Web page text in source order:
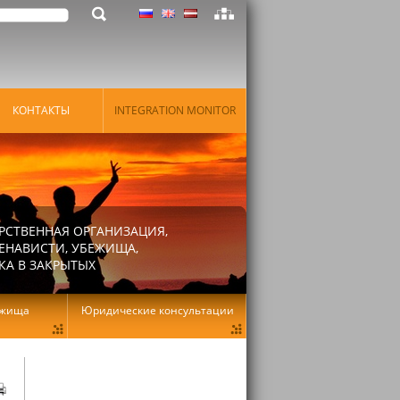
КОНТАКТЫ INTEGRATION MONITOR
ОРГАНИЗАЦИЯ,
УБЕЖИЩА,
В ЗАКРЫТЫХ
Юридические консультации